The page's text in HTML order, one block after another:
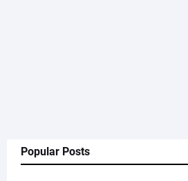
Popular Posts